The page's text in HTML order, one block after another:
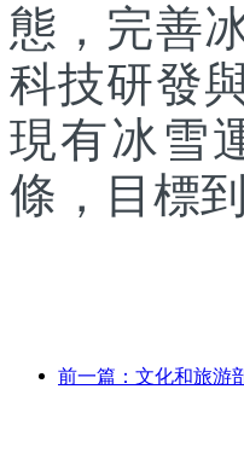
態，完善
科技研發
現有冰雪
條，目標